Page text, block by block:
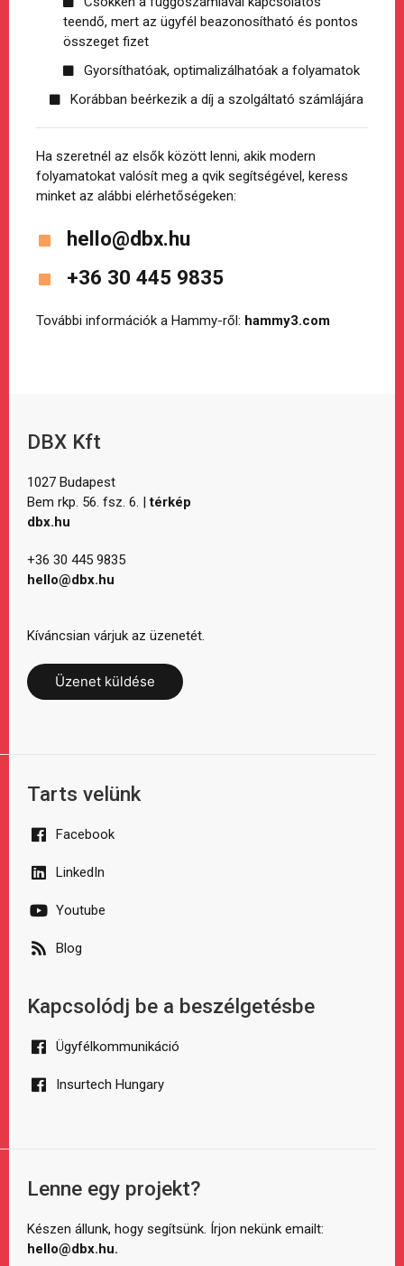
teendő, mert az ügyfél beazonosítható és pontos
összeget fizet
Gyorsíthatóak, optimalizálhatóak a folyamatok
Korábban beérkezik a díj a szolgáltató számlájára
Ha szeretnél az elsők között lenni, akik modern
folyamatokat valósít meg a qvik segítségével, keress
minket az alábbi elérhetőségeken:
hello@dbx.hu
+36 30 445 9835
További információk a Hammy-ről: hammy3.com
DBX Kft
1027 Budapest
Bem rkp. 56. fsz. 6. |térkép
dbx.hu
+36 30 445 9835
hello@dbx.hu
Kíváncsian várjuk az üzenetét.
Üzenet küldése
Tarts velünk
Facebook
LinkedIn
Youtube
Blog
Kapcsolódj be a beszélgetésbe
Ügyfélkommunikáció
Insurtech Hungary
Lenne egy projekt?
Készen állunk, hogy segítsünk. Írjon nekünk emailt:
hello@dbx.hu.